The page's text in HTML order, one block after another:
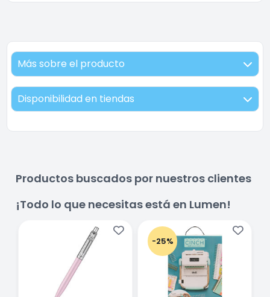
Más sobre el producto
Disponibilidad en tiendas
Productos buscados por nuestros clientes
¡Todo lo que necesitas está en Lumen!
-25%